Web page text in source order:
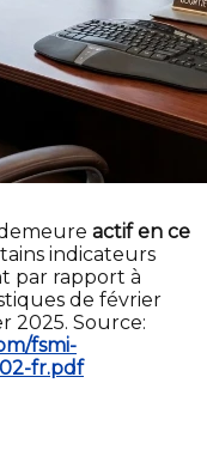
actif en ce
indicateurs
par rapport à
de février
2025. Source:
fsmi-
fr.pdf